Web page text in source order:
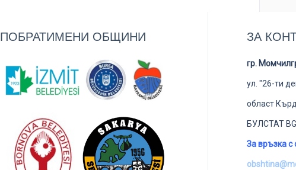
ПОБРАТИМЕНИ ОБЩИНИ ЗА
гр.
ул. "26-ти
област
БУЛСТАТ
За връзка